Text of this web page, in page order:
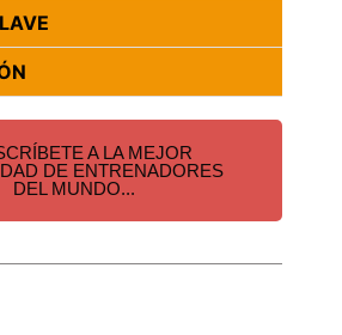
A LA MEJOR
DE ENTRENADORES
DEL MUNDO...